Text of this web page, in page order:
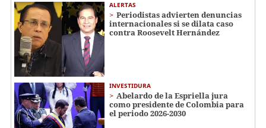
ALERTAS
Periodistas advierten denuncias
internacionales si se dilata caso
contra Roosevelt Hernández
INVESTIDURA
Abelardo de la Espriella jura
como presidente de Colombia para
el periodo 2026-2030